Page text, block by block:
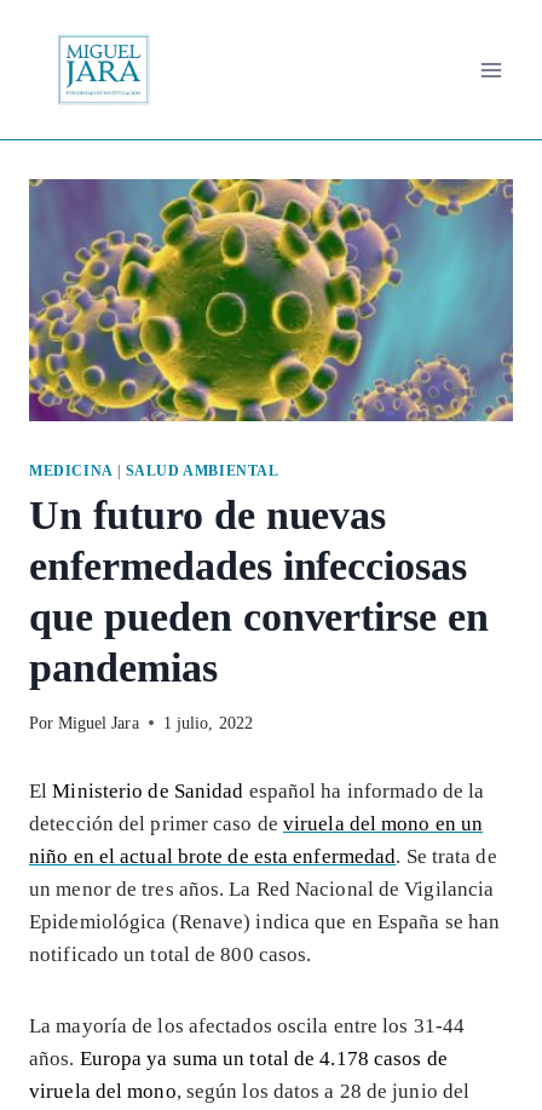
contenido
MEDICINA SALUD AMBIENTAL
Un futuro de nuevas
enfermedades infecciosas
que pueden convertirse en
pandemias
Por Miguel Jara 1 julio, 2022
ElMinisterio de Sanidad español ha informado de la
detección del primer caso de viruela del mono en un
niño en el actual brote de esta enfermedad. Se trata de
un menor de tres años. La Red Nacional de Vigilancia
Epidemiológica (Renave) indica que en España se han
notificado un total de 800 casos.
La mayoría de los afectados oscila entre los 31-44
años. Europa ya suma un total de 4.178 casos de
viruela del mono, según los datos a 28 de junio del